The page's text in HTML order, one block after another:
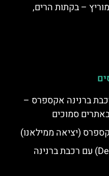
– בקתות הרים,
ברנינה אקספרס –
סמוכים
(יציאה ממילאנו)
טיול יום מדזנצאנו (Desenzano) עם רכבת ברנינה